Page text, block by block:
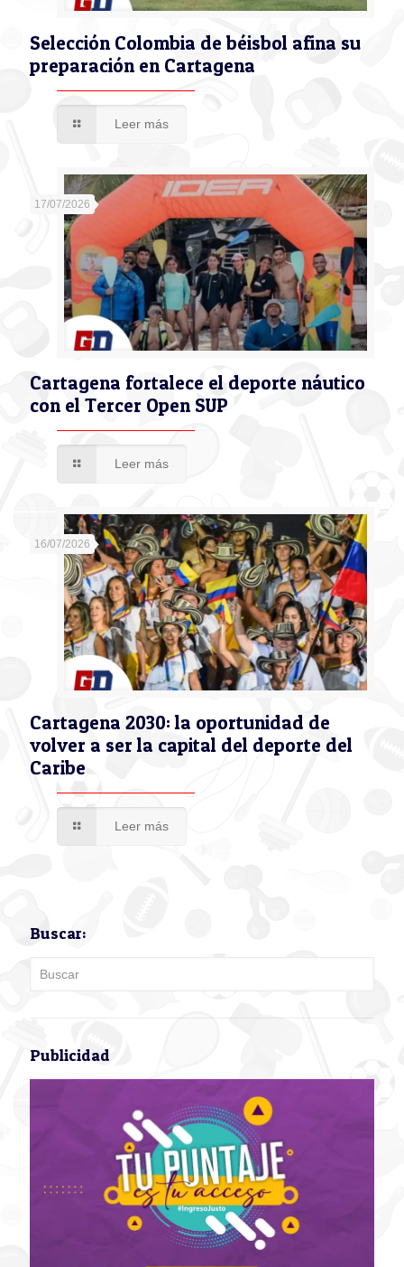
Selección Colombia de béisbol afina su
preparación en Cartagena
Leer más
17/07/2026
Cartagena fortalece el deporte náutico
con el Tercer Open SUP
Leer más
16/07/2026
Cartagena 2030: la oportunidad de
volver a ser la capital del deporte del
Caribe
Leer más
Buscar:
Publicidad